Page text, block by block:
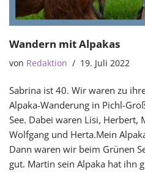
Wandern mit Alpakas
von Redaktion 19. Juli 2022
Sabrina ist 40. Wir waren zu
Alpaka-Wanderung in Pichl-
See. Dabei waren Lisi, Herbert,
Wolfgang und Herta.Mein
Dann waren wir beim Grünen
gut. Martin sein Alpaka hat ihn